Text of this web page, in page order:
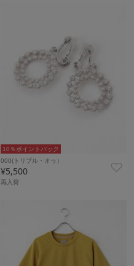
10％ポイントバック
000(トリプル・オゥ）
¥5,500
再入荷